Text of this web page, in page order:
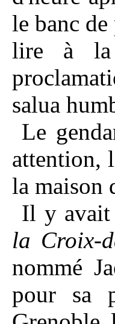
le banc
lire à la
salua
Le
attention,
la maison
Il y avait
la Croix-
nommé
pour sa